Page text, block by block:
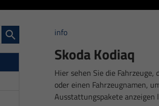
info
Skoda Kodiaq
Hier sehen Sie die
oder einen Fahrzeugnamen,
Ausstattungspakete anzeigen